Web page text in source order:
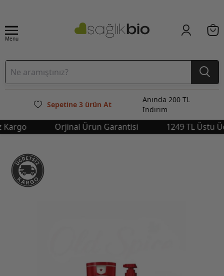
Menu
Sepetine 3 ürün At
Anında 200 TL
İndirim
Orjinal Ürün Garantisi 1249 TL Üstü